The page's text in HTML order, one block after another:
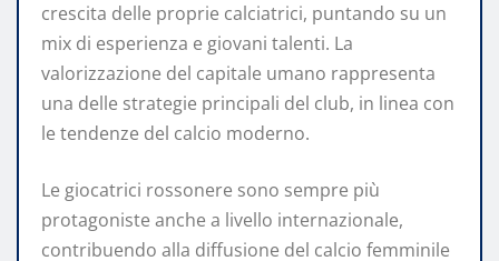
crescita delle proprie calciatrici, puntando su un
mix di esperienza e giovani talenti. La
valorizzazione del capitale umano rappresenta
una delle strategie principali del club, in linea con
le tendenze del calcio moderno.
Le giocatrici rossonere sono sempre più
protagoniste anche a livello internazionale,
contribuendo alla diffusione del calcio femminile